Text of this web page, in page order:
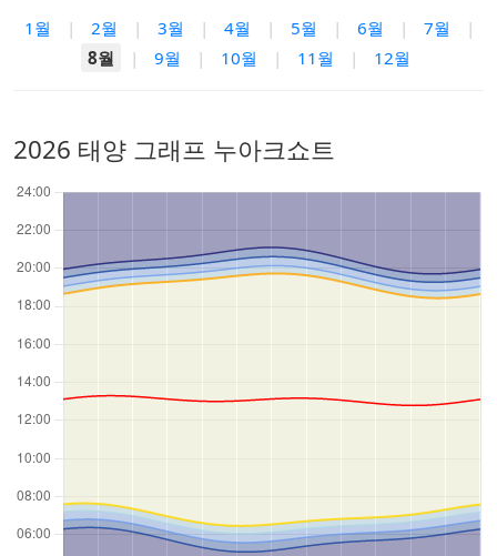
1월 | 2월 | 3월 | 4월 | 5월 | 6월 | 7월
|
8월
| 9월 | 10월 | 11월 | 12월
2026 태양 그래프 누아크쇼트